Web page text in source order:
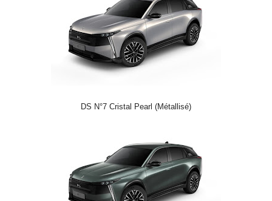
DS N°7 Cristal Pearl (Métallisé)